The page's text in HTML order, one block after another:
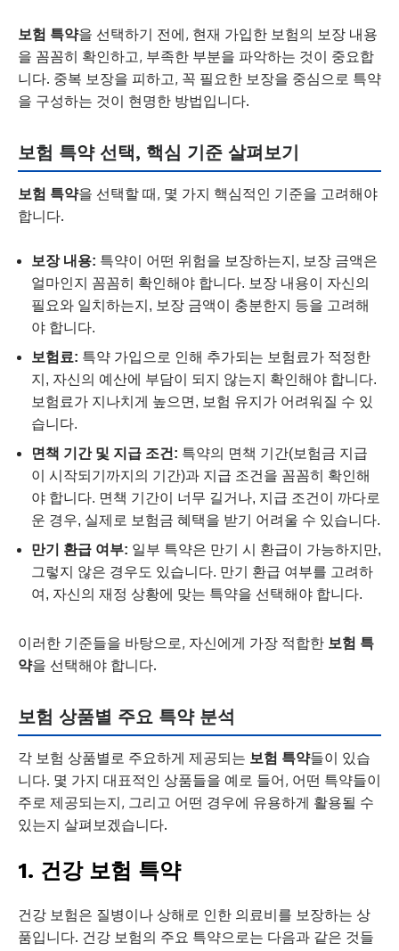
보험 특약을 선택하기 전에, 현재 가입한 보험의 보장 내용
을 꼼꼼히 확인하고, 부족한 부분을 파악하는 것이 중요합
니다. 중복 보장을 피하고, 꼭 필요한 보장을 중심으로 특약
을 구성하는 것이 현명한 방법입니다.
보험 특약 선택, 핵심 기준 살펴보기
보험 특약을 선택할 때, 몇 가지 핵심적인 기준을 고려해야
합니다.
보장 내용: 특약이 어떤 위험을 보장하는지, 보장 금액은
얼마인지 꼼꼼히 확인해야 합니다. 보장 내용이 자신의
필요와 일치하는지, 보장 금액이 충분한지 등을 고려해
야 합니다.
보험료: 특약 가입으로 인해 추가되는 보험료가 적정한
지, 자신의 예산에 부담이 되지 않는지 확인해야 합니다.
보험료가 지나치게 높으면, 보험 유지가 어려워질 수 있
습니다.
면책 기간 및 지급 조건: 특약의 면책 기간(보험금 지급
이 시작되기까지의 기간)과 지급 조건을 꼼꼼히 확인해
야 합니다. 면책 기간이 너무 길거나, 지급 조건이 까다로
운 경우, 실제로 보험금 혜택을 받기 어려울 수 있습니다.
만기 환급 여부: 일부 특약은 만기 시 환급이 가능하지만,
그렇지 않은 경우도 있습니다. 만기 환급 여부를 고려하
여, 자신의 재정 상황에 맞는 특약을 선택해야 합니다.
이러한 기준들을 바탕으로, 자신에게 가장 적합한 보험 특
약을 선택해야 합니다.
보험 상품별 주요 특약 분석
각 보험 상품별로 주요하게 제공되는 보험 특약들이 있습
니다. 몇 가지 대표적인 상품들을 예로 들어, 어떤 특약들이
주로 제공되는지, 그리고 어떤 경우에 유용하게 활용될 수
있는지 살펴보겠습니다.
1. 건강 보험 특약
건강 보험은 질병이나 상해로 인한 의료비를 보장하는 상
품입니다. 건강 보험의 주요 특약으로는 다음과 같은 것들